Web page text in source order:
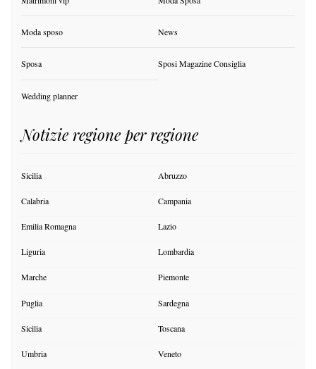
Moda sposo News
Sposa Sposi Magazine Consiglia
Wedding planner
Notizie regione per regione
Sicilia Abruzzo
Calabria Campania
Emilia Romagna Lazio
Liguria Lombardia
Marche Piemonte
Puglia Sardegna
Sicilia Toscana
Umbria Veneto